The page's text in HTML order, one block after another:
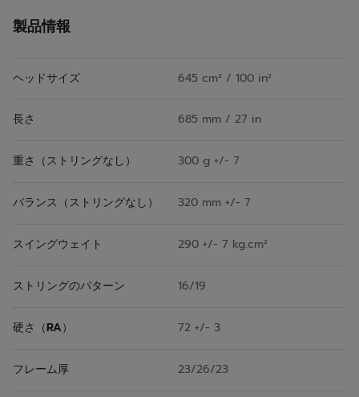
製品情報
ヘッドサイズ 645 cm² / 100 in²
長さ 685 mm / 27 in
重さ（ストリングなし） 300 g +/- 7
バランス（ストリングなし） 320 mm +/- 7
スイングウェイト 290 +/- 7 kg.cm²
ストリングのパターン 16/19
硬さ（RA） 72 +/- 3
フレーム厚 23/26/23